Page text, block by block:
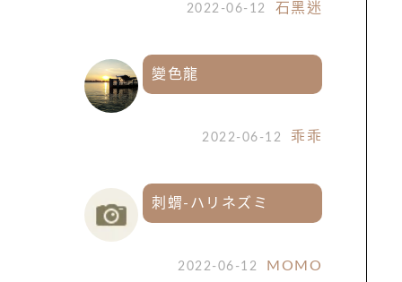
2022-06-12 石黑迷
變色龍
2022-06-12 乖乖
刺蝟-ハリネズミ
2022-06-12 MOMO